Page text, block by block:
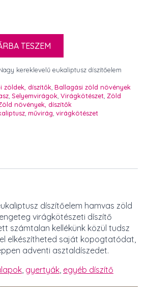
TESZEM
kereklevelű eukaliptusz díszítőelem
zöldek, díszítők Ballagási zöld növények
Selyemvirágok Virágkötészet Zöld
növények, díszítők
művirág virágkötészet
díszítőelem hamvas zöld
virágkötészeti díszítő
számtalan kellékünk közül tudsz
elkészítheted saját kopogtatódat,
adventi asztaldíszedet.
, gyertyák, egyéb díszítő